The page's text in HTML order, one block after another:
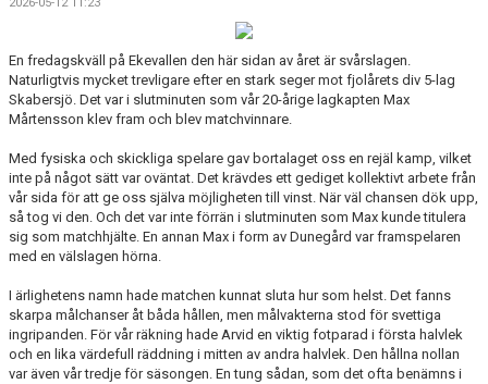
MATCHER
DOKUMENT
BILDER
ÅRSKORT A-LAG 2026
En fredagskväll på Ekevallen den här sidan av året är svårslagen.
Naturligtvis mycket trevligare efter en stark seger mot fjolårets div 5-lag
Skabersjö. Det var i slutminuten som vår 20-årige lagkapten Max
Mårtensson klev fram och blev matchvinnare.
Med fysiska och skickliga spelare gav bortalaget oss en rejäl kamp, vilket
inte på något sätt var oväntat. Det krävdes ett gediget kollektivt arbete från
vår sida för att ge oss själva möjligheten till vinst. När väl chansen dök upp,
så tog vi den. Och det var inte förrän i slutminuten som Max kunde titulera
sig som matchhjälte. En annan Max i form av Dunegård var framspelaren
med en välslagen hörna.
I ärlighetens namn hade matchen kunnat sluta hur som helst. Det fanns
skarpa målchanser åt båda hållen, men målvakterna stod för svettiga
ingripanden. För vår räkning hade Arvid en viktig fotparad i första halvlek
och en lika värdefull räddning i mitten av andra halvlek. Den hållna nollan
var även vår tredje för säsongen. En tung sådan, som det ofta benämns i